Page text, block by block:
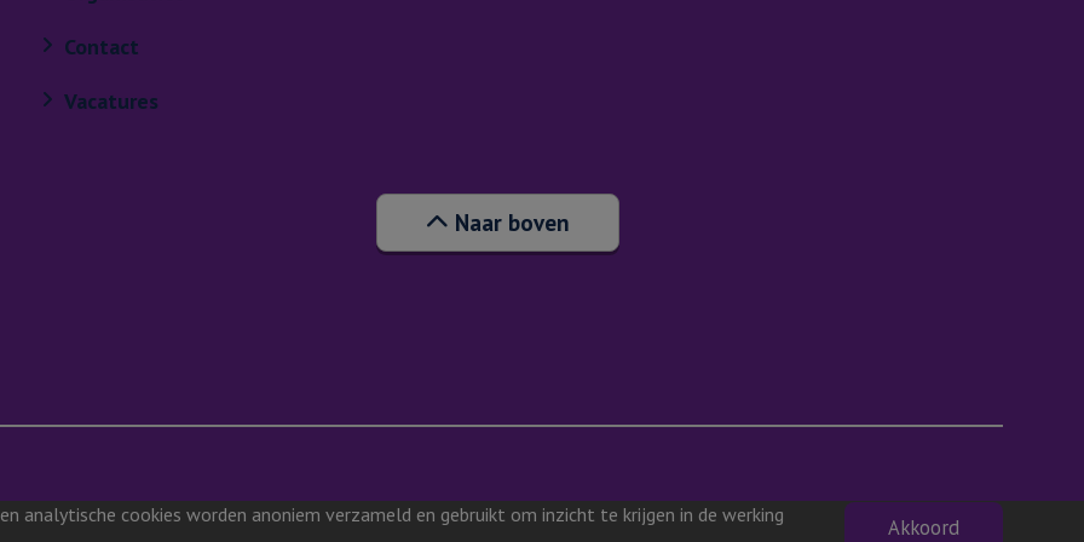
analytische cookies worden anoniem verzameld en gebruikt om inzicht te krijgen in de werking
Akkoord
Contact
Vacatures
Naar boven